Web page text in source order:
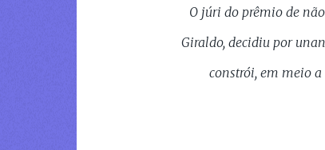
O júri do prêmio de
Giraldo, decidiu por
constrói, em meio